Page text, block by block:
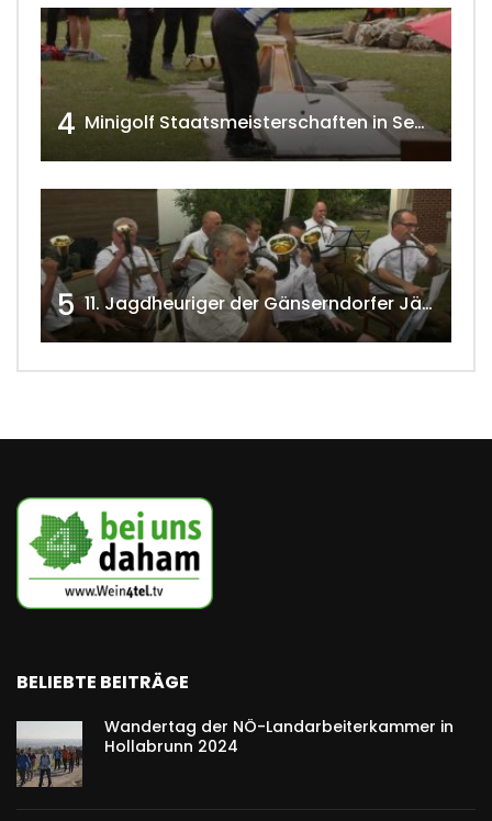
4 Minigolf Staatsmeisterschaften in Seefeld-Kadolz w4tv174
5 11. Jagdheuriger der Gänserndorfer Jäger 2020 w4tv166
BELIEBTE BEITRÄGE
Wandertag der NÖ-Landarbeiterkammer in
Hollabrunn 2024